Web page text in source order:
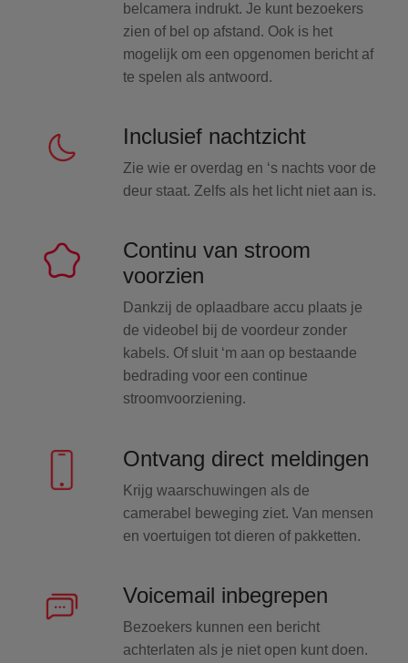
belcamera indrukt. Je kunt bezoekers
zien of bel op afstand. Ook is het
mogelijk om een opgenomen bericht af
te spelen als antwoord.
Inclusief nachtzicht
Zie wie er overdag en ‘s nachts voor de
deur staat. Zelfs als het licht niet aan is.
Continu van stroom
voorzien
Dankzij de oplaadbare accu plaats je
de videobel bij de voordeur zonder
kabels. Of sluit ‘m aan op bestaande
bedrading voor een continue
stroomvoorziening.
Ontvang direct meldingen
Krijg waarschuwingen als de
camerabel beweging ziet. Van mensen
en voertuigen tot dieren of pakketten.
Voicemail inbegrepen
Bezoekers kunnen een bericht
achterlaten als je niet open kunt doen.